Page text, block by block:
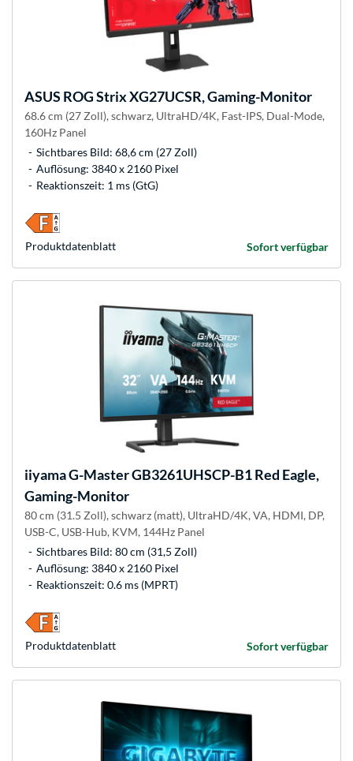
ASUS ROG Strix XG27UCSR, Gaming-Monitor
68.6 cm (27 Zoll), schwarz, UltraHD/4K, Fast-IPS, Dual-Mode,
160Hz Panel
Sichtbares Bild: 68,6 cm (27 Zoll)
Auflösung: 3840 x 2160 Pixel
Reaktionszeit: 1 ms (GtG)
Sofort verfügbar
Produkt­datenblatt
iiyamaG-Master GB3261UHSCP-B1 Red Eagle,
Gaming-Monitor
80 cm (31.5 Zoll), schwarz (matt), UltraHD/4K, VA, HDMI, DP,
USB-C, USB-Hub, KVM, 144Hz Panel
Sichtbares Bild: 80 cm (31,5 Zoll)
Auflösung: 3840 x 2160 Pixel
Reaktionszeit: 0.6 ms (MPRT)
Sofort verfügbar
Produkt­datenblatt